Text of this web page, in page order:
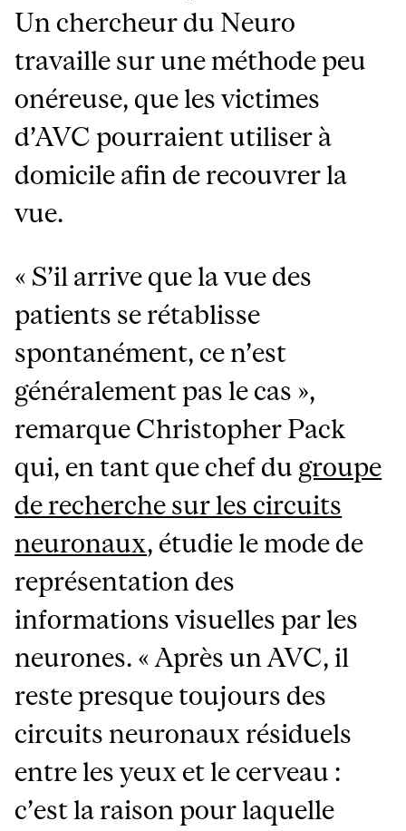
Un chercheur du Neuro
travaille sur une méthode peu
onéreuse, que les victimes
d’AVC pourraient utiliser à
domicile afin de recouvrer la
vue.
« S’il arrive que la vue des
patients se rétablisse
spontanément, ce n’est
généralement pas le cas »,
remarque Christopher Pack
qui, en tant que chef du groupe
de recherche sur les circuits
neuronaux, étudie le mode de
représentation des
informations visuelles par les
neurones. « Après un AVC, il
reste presque toujours des
circuits neuronaux résiduels
entre les yeux et le cerveau :
c’est la raison pour laquelle